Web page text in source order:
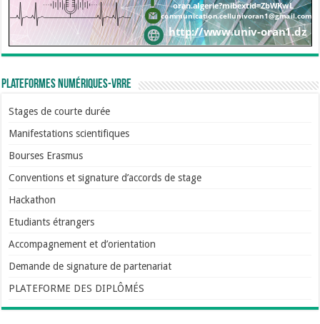
Plateformes numériques-VRRE
Stages de courte durée
Manifestations scientifiques
Bourses Erasmus
Conventions et signature d’accords de stage
Hackathon
Etudiants étrangers
Accompagnement et d’orientation
Demande de signature de partenariat
PLATEFORME DES DIPLÔMÉS